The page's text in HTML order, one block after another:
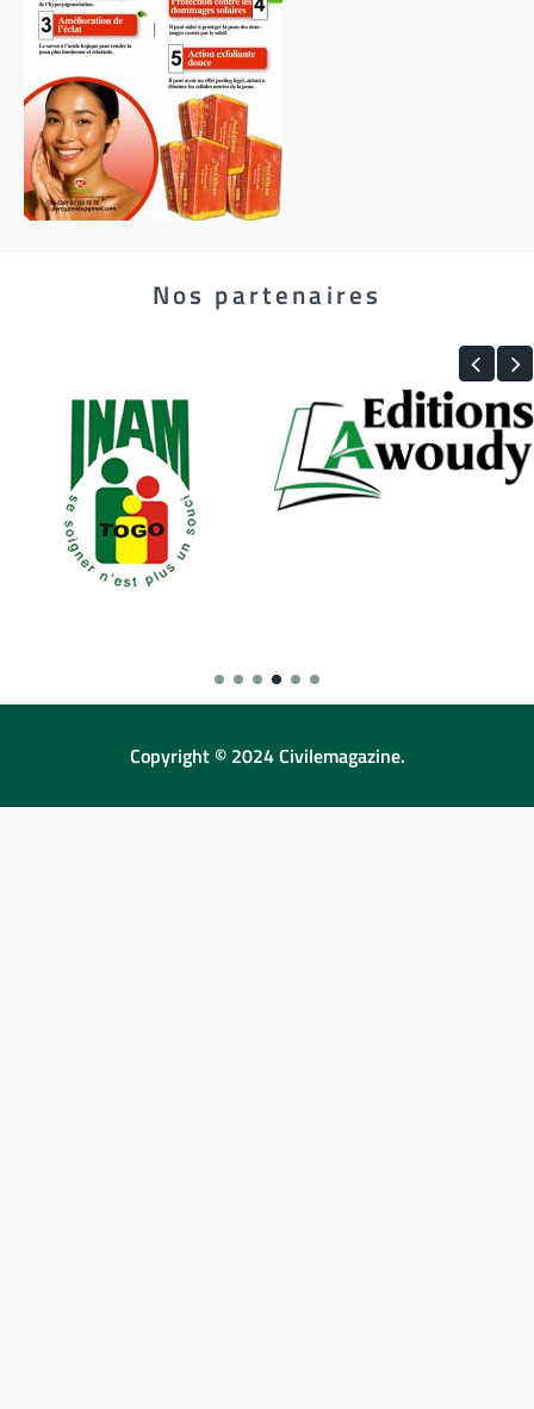
Nos partenaires
Copyright © 2024 Civilemagazine.